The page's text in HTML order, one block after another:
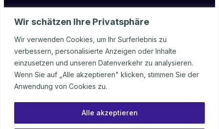
Wir schätzen Ihre Privatsphäre
Wir verwenden Cookies, um Ihr Surferlebnis zu
verbessern, personalisierte Anzeigen oder Inhalte
einzusetzen und unseren Datenverkehr zu analysieren.
Wenn Sie auf „Alle akzeptieren" klicken, stimmen Sie der
Anwendung von Cookies zu.
Alle akzeptieren
Wormser Str. 15
55232 Alzey
Deutschland
Tel.: 06731 – 99 98 08
Fax: 06731 – 99 98 09
info@stbalzey.de